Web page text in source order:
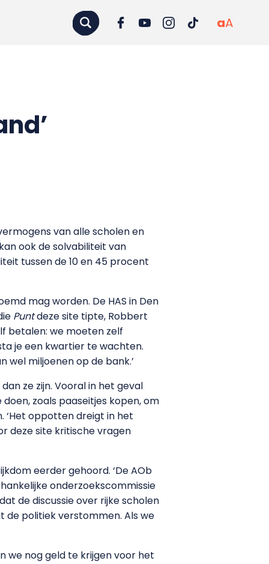
aA
van alle scholen en
ook de solvabiliteit van
tussen de 10 en 45 procent
mag worden. De HAS in Den
Puntdeze site tipte, Robbert
betalen: we moeten zelf
je een kwartier te wachten.
miljoenen op de bank.’
ze zijn. Vooral in het geval
zoals paaseitjes kopen, om
‘Het oppotten dreigt in het
deze site kritische vragen
eerder gehoord. ‘De AOb
onderzoekscommissie
de discussie over rijke scholen
de politiek verstommen. Als we
we nog geld te krijgen voor het